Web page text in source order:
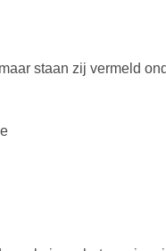
staan zij vermeld